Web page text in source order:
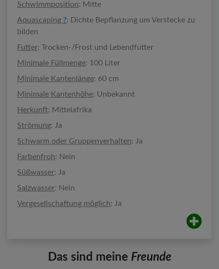
Schwimmposition: Mitte
Aquascaping ?: Dichte Bepflanzung um Verstecke zu
bilden
Futter: Trocken-/Frost und Lebendfutter
Minimale Füllmenge: 100 Liter
Minimale Kantenlänge: 60 cm
Minimale Kantenhöhe: Unbekannt
Herkunft: Mittelafrika
Strömung: Ja
Schwarm oder Gruppenverhalten: Ja
Farbenfroh: Nein
Süßwasser: Ja
Salzwasser: Nein
Vergesellschaftung möglich: Ja
Das sind meine Freunde